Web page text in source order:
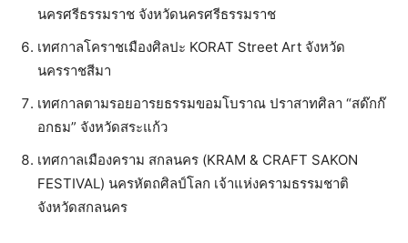
นครศรีธรรมราช จังหวัดนครศรีธรรมราช
เทศกาลโคราชเมืองศิลปะ KORAT Street Art จังหวัด
นครราชสีมา
เทศกาลตามรอยอารยธรรมขอมโบราณ ปราสาทศิลา “สด๊กก๊
อกธม” จังหวัดสระแก้ว
เทศกาลเมืองคราม สกลนคร (KRAM & CRAFT SAKON
FESTIVAL) นครหัตถศิลป์โลก เจ้าแห่งครามธรรมชาติ
จังหวัดสกลนคร